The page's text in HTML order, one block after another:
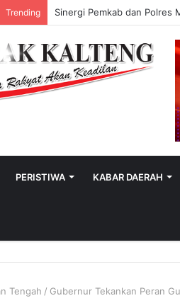
Trending Sinergi Pemkab dan Polres
PERISTIWA KABAR DAERAH
Tengah / Gubernur Tekankan Peran